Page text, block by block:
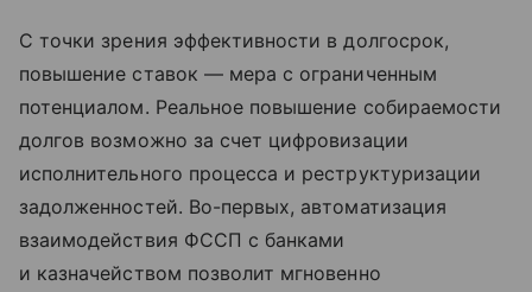
С точки зрения эффективности в долгосрок,
повышение ставок — мера с ограниченным
потенциалом. Реальное повышение собираемости
долгов возможно за счет цифровизации
исполнительного процесса и реструктуризации
задолженностей. Во-первых, автоматизация
взаимодействия ФССП с банками
и казначейством позволит мгновенно